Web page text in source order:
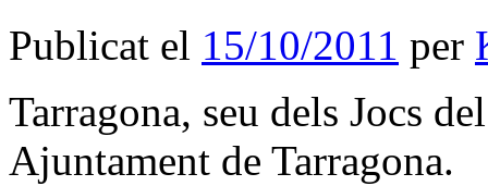
Publicat el 15/10/2011 per
Tarragona, seu dels Jocs
Ajuntament de Tarragona.